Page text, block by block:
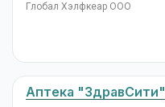
Глобал Хэлфкеар ООО
Аптека "ЗдравСити"